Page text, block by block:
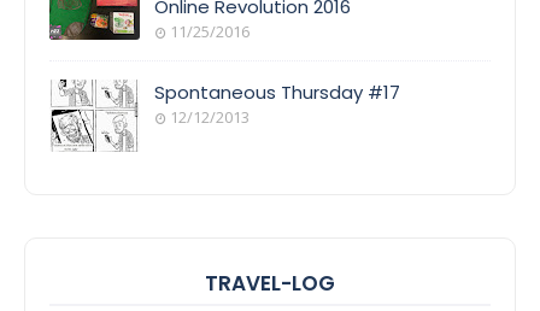
Online Revolution 2016
11/25/2016
Spontaneous Thursday #17
12/12/2013
TRAVEL-LOG